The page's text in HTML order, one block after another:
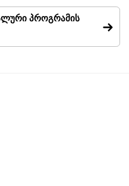
პროგრამის